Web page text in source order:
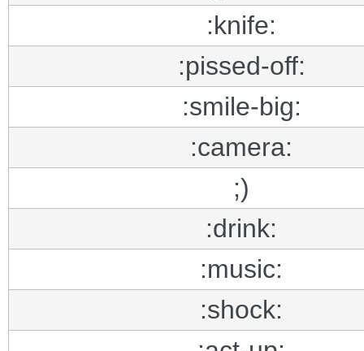
:knife:
:pissed-off:
:smile-big:
:camera:
;)
:drink:
:music:
:shock: